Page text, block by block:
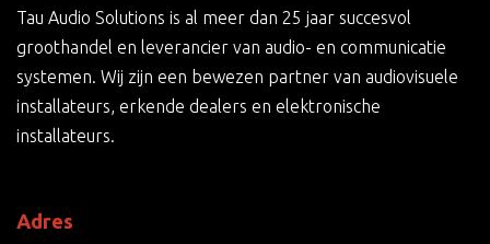
Tau Audio Solutions is al meer dan 25 jaar succesvol
groothandel en leverancier van audio- en communicatie
systemen. Wij zijn een bewezen partner van audiovisuele
installateurs, erkende dealers en elektronische
installateurs.
Adres